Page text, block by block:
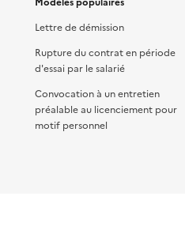
Lettre de démission
Rupture du contrat en période
d'essai par le salarié
Convocation à un entretien
préalable au licenciement pour
motif personnel